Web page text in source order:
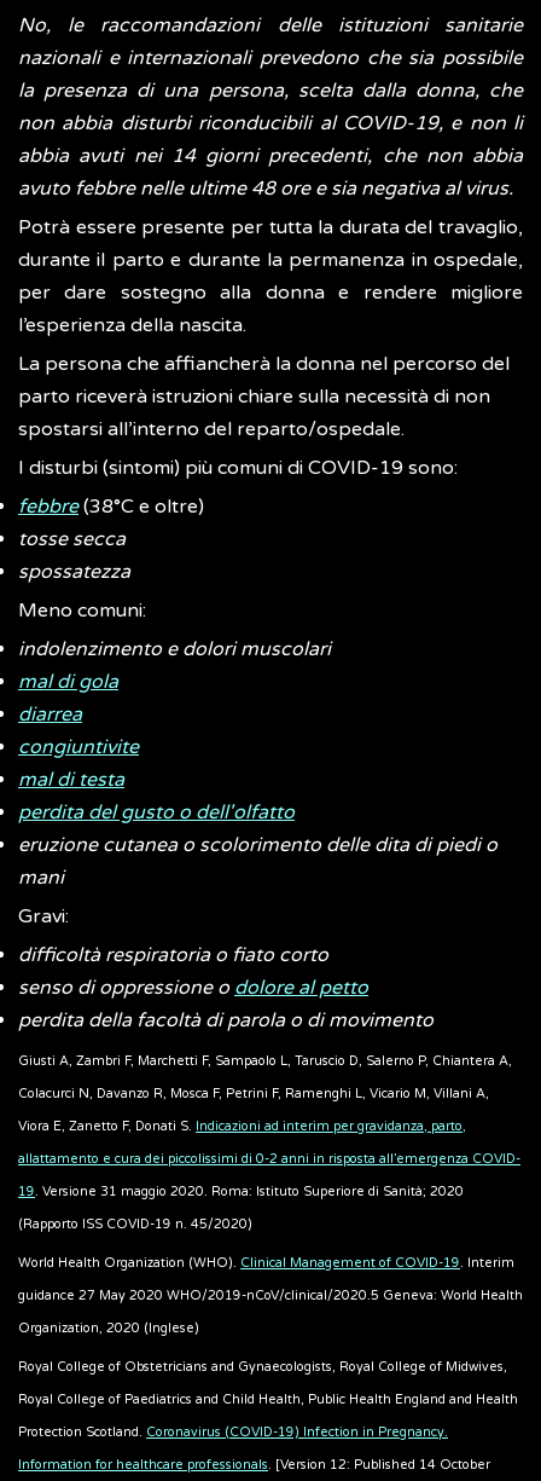
No, le raccomandazioni delle istituzioni sanitarie
nazionali e internazionali prevedono che sia possibile
la presenza di una persona, scelta dalla donna, che
non abbia disturbi riconducibili al COVID-19, e non li
abbia avuti nei 14 giorni precedenti, che non abbia
avuto febbre nelle ultime 48 ore e sia negativa al virus.
Potrà essere presente per tutta la durata del travaglio,
durante il parto e durante la permanenza in ospedale,
per dare sostegno alla donna e rendere migliore
l’esperienza della nascita.
La persona che affiancherà la donna nel percorso del
parto riceverà istruzioni chiare sulla necessità di non
spostarsi all’interno del reparto/ospedale.
I disturbi (sintomi) più comuni di COVID-19 sono:
febbre (38°C e oltre)
tosse secca
spossatezza
Meno comuni:
indolenzimento e dolori muscolari
mal di gola
diarrea
congiuntivite
mal di testa
perdita del gusto o dell'olfatto
eruzione cutanea o scolorimento delle dita di piedi o
mani
Gravi:
difficoltà respiratoria o fiato corto
senso di oppressione o dolore al petto
perdita della facoltà di parola o di movimento
Giusti A, Zambri F, Marchetti F, Sampaolo L, Taruscio D, Salerno P, Chiantera A,
Colacurci N, Davanzo R, Mosca F, Petrini F, Ramenghi L, Vicario M, Villani A,
Viora E, Zanetto F, Donati S. Indicazioni ad interim per gravidanza, parto,
allattamento e cura dei piccolissimi di 0-2 anni in risposta all’emergenza COVID-
19. Versione 31 maggio 2020. Roma: Istituto Superiore di Sanità; 2020
(Rapporto ISS COVID-19 n. 45/2020)
World Health Organization (WHO). Clinical Management of COVID-19. Interim
guidance 27 May 2020 WHO/2019-nCoV/clinical/2020.5 Geneva: World Health
Organization, 2020 (Inglese)
Royal College of Obstetricians and Gynaecologists, Royal College of Midwives,
Royal College of Paediatrics and Child Health, Public Health England and Health
Protection Scotland. Coronavirus (COVID-19) Infection in Pregnancy.
Information for healthcare professionals. [Version 12: Published 14 October